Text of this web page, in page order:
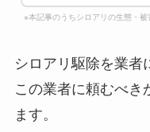
※本記事のうちシロアリの生態・被
シロアリ駆除を業者
この業者に頼むべき
ます。